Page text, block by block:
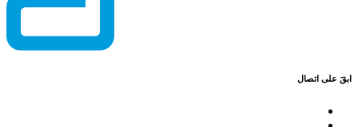
ابقَ على اتصال